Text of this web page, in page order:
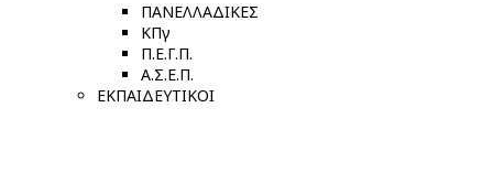
ΠΑΝΕΛΛΑΔΙΚΕΣ
ΚΠγ
Π.Ε.Γ.Π.
Α.Σ.Ε.Π.
ΕΚΠΑΙΔΕΥΤΙΚΟΙ